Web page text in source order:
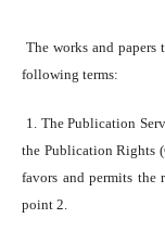
The works and papers
following terms:
1. The Publication
the Publication Rights
favors and permits the
point 2.